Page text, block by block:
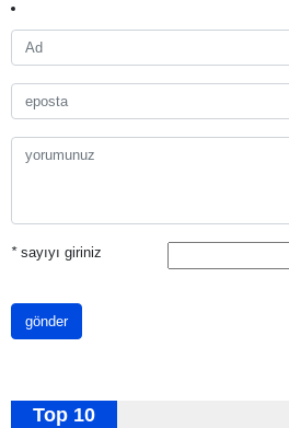
*sayıyı giriniz
gönder
Top 10